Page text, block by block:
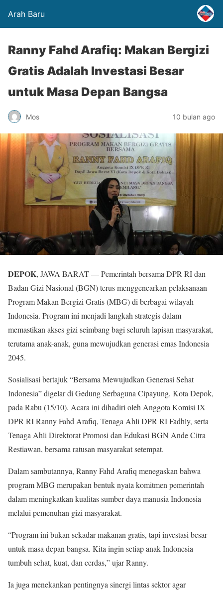
Arah Baru
Ranny Fahd Arafiq: Makan Bergizi
Gratis Adalah Investasi Besar
untuk Masa Depan Bangsa
Mos 10 bulan ago
DEPOK, JAWA BARAT — Pemerintah bersama DPR RI dan
Badan Gizi Nasional (BGN) terus menggencarkan pelaksanaan
Program Makan Bergizi Gratis (MBG) di berbagai wilayah
Indonesia. Program ini menjadi langkah strategis dalam
memastikan akses gizi seimbang bagi seluruh lapisan masyarakat,
terutama anak-anak, guna mewujudkan generasi emas Indonesia
2045.
Sosialisasi bertajuk “Bersama Mewujudkan Generasi Sehat
Indonesia” digelar di Gedung Serbaguna Cipayung, Kota Depok,
pada Rabu (15/10). Acara ini dihadiri oleh Anggota Komisi IX
DPR RI Ranny Fahd Arafiq, Tenaga Ahli DPR RI Fadhly, serta
Tenaga Ahli Direktorat Promosi dan Edukasi BGN Ande Citra
Restiawan, bersama ratusan masyarakat setempat.
Dalam sambutannya, Ranny Fahd Arafiq menegaskan bahwa
program MBG merupakan bentuk nyata komitmen pemerintah
dalam meningkatkan kualitas sumber daya manusia Indonesia
melalui pemenuhan gizi masyarakat.
“Program ini bukan sekadar makanan gratis, tapi investasi besar
untuk masa depan bangsa. Kita ingin setiap anak Indonesia
tumbuh sehat, kuat, dan cerdas,” ujar Ranny.
Ia juga menekankan pentingnya sinergi lintas sektor agar